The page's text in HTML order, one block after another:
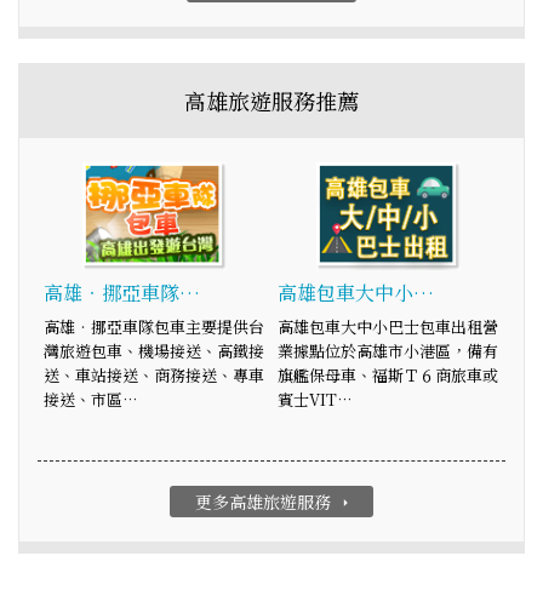
高雄旅遊服務推薦
高雄‧挪亞車隊…
高雄‧挪亞車隊包車主要提供台
灣旅遊包車、機場接送、高鐵接
送、車站接送、商務接送、專車
接送、市區…
高雄包車大中小…
高雄包車大中小巴士包車出租營
業據點位於高雄市小港區，備有
旗艦保母車、福斯Ｔ６商旅車或
賓士VIT…
更多高雄旅遊服務 arrow_right